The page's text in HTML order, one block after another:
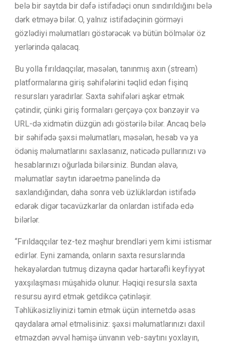
belə bir saytda bir dəfə istifadəçi onun sındırıldığını belə
dərk etməyə bilər. O, yalnız istifadəçinin görməyi
gözlədiyi məlumatları göstərəcək və bütün bölmələr öz
yerlərində qalacaq.
Bu yolla fırıldaqçılar, məsələn, tanınmış axın (stream)
platformalarına giriş səhifələrini təqlid edən fişinq
resursları yaradırlar. Saxta səhifələri aşkar etmək
çətindir, çünki giriş formaları gerçəyə çox bənzəyir və
URL-də xidmətin düzgün adı göstərilə bilər. Ancaq belə
bir səhifədə şəxsi məlumatları, məsələn, hesab və ya
ödəniş məlumatlarını saxlasanız, nəticədə pullarınızı və
hesablarınızı oğurlada bilərsiniz. Bundan əlavə,
məlumatlar saytın idarəetmə panelində də
saxlandığından, daha sonra veb üzlüklərdən istifadə
edərək digər təcavüzkarlar da onlardan istifadə edə
bilərlər.
“Fırıldaqçılar tez-tez məşhur brendləri yem kimi istismar
edirlər. Eyni zamanda, onların saxta resurslarında
hekayələrdən tutmuş dizayna qədər hərtərəfli keyfiyyət
yaxşılaşması müşahidə olunur. Həqiqi resursla saxta
resursu ayırd etmək getdikcə çətinləşir.
Təhlükəsizliyinizi təmin etmək üçün internetdə əsas
qaydalara əməl etməlisiniz: şəxsi məlumatlarınızı daxil
etməzdən əvvəl həmişə ünvanın veb-saytını yoxlayın,